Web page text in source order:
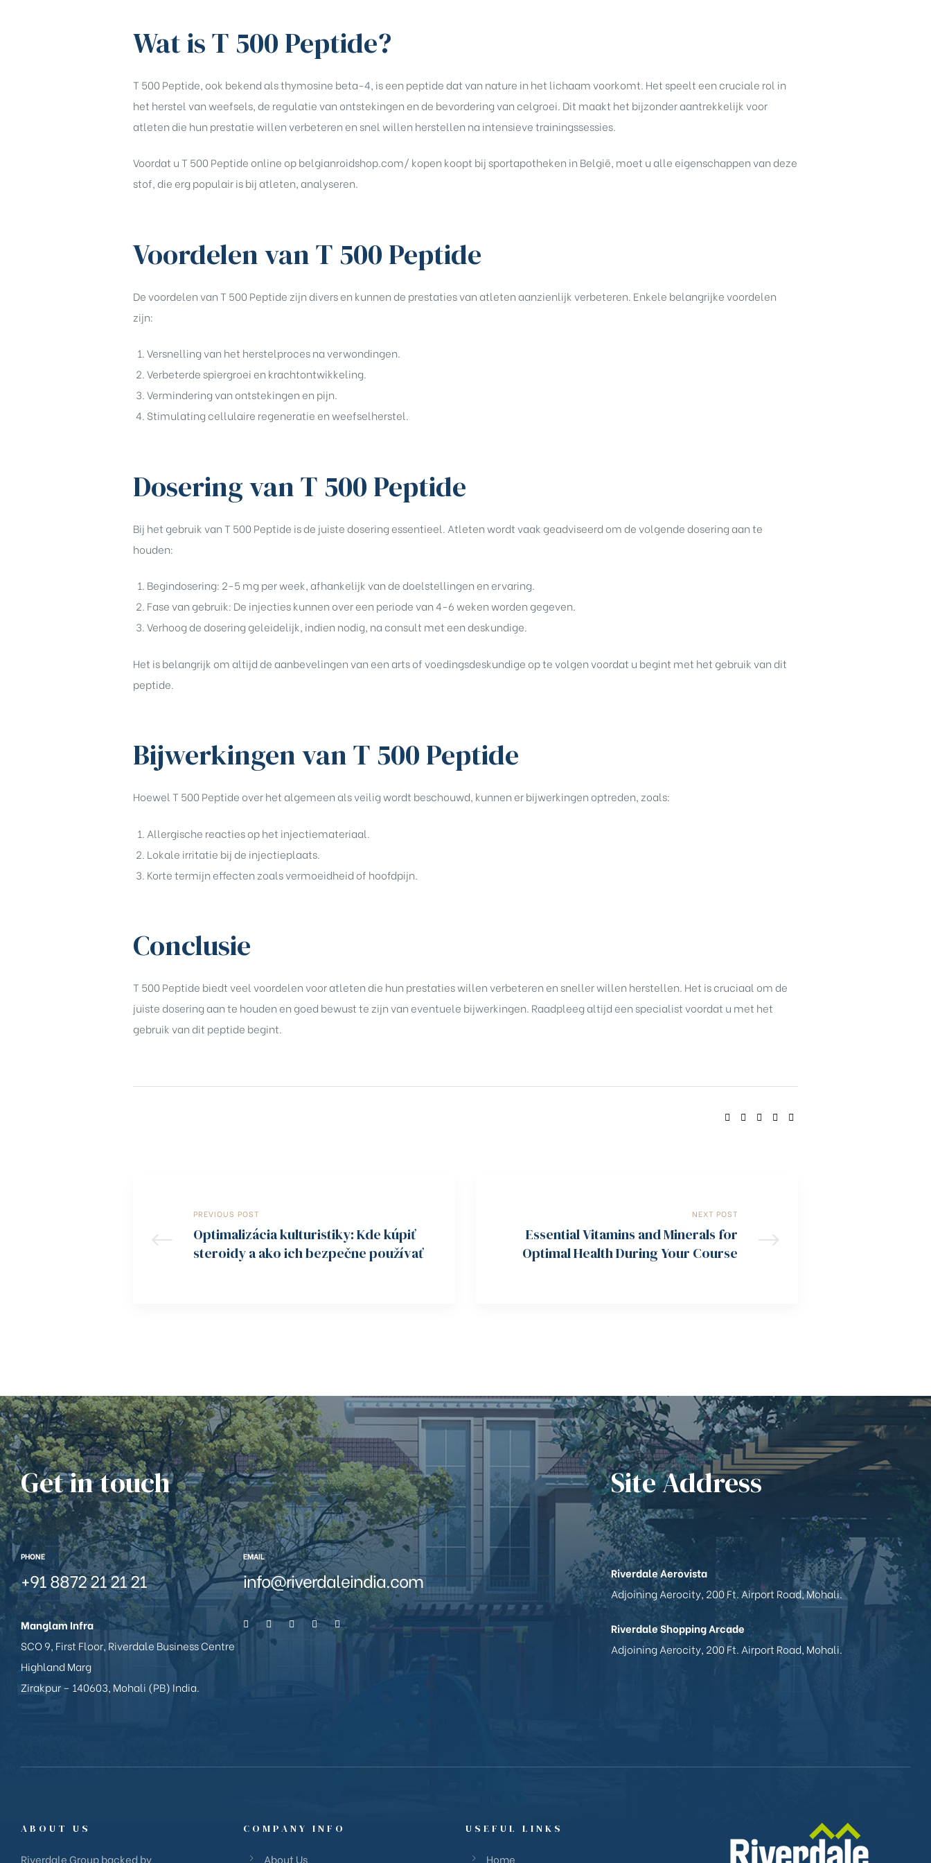
Wat is T 500 Peptide?
T 500 Peptide, ook bekend als thymosine beta-4, is een peptide dat van nature in het lichaam voorkomt. Het speelt een cruciale rol in
het herstel van weefsels, de regulatie van ontstekingen en de bevordering van celgroei. Dit maakt het bijzonder aantrekkelijk voor
atleten die hun prestatie willen verbeteren en snel willen herstellen na intensieve trainingssessies.
Voordat u T 500 Peptide online op belgianroidshop.com/ kopen koopt bij sportapotheken in België, moet u alle eigenschappen van deze
stof, die erg populair is bij atleten, analyseren.
Voordelen van T 500 Peptide
De voordelen van T 500 Peptide zijn divers en kunnen de prestaties van atleten aanzienlijk verbeteren. Enkele belangrijke voordelen
zijn:
Versnelling van het herstelproces na verwondingen.
Verbeterde spiergroei en krachtontwikkeling.
Vermindering van ontstekingen en pijn.
Stimulating cellulaire regeneratie en weefselherstel.
Dosering van T 500 Peptide
Bij het gebruik van T 500 Peptide is de juiste dosering essentieel. Atleten wordt vaak geadviseerd om de volgende dosering aan te
houden:
Begindosering: 2-5 mg per week, afhankelijk van de doelstellingen en ervaring.
Fase van gebruik: De injecties kunnen over een periode van 4-6 weken worden gegeven.
Verhoog de dosering geleidelijk, indien nodig, na consult met een deskundige.
Het is belangrijk om altijd de aanbevelingen van een arts of voedingsdeskundige op te volgen voordat u begint met het gebruik van dit
peptide.
Bijwerkingen van T 500 Peptide
Hoewel T 500 Peptide over het algemeen als veilig wordt beschouwd, kunnen er bijwerkingen optreden, zoals:
Allergische reacties op het injectiemateriaal.
Lokale irritatie bij de injectieplaats.
Korte termijn effecten zoals vermoeidheid of hoofdpijn.
Conclusie
T 500 Peptide biedt veel voordelen voor atleten die hun prestaties willen verbeteren en sneller willen herstellen. Het is cruciaal om de
juiste dosering aan te houden en goed bewust te zijn van eventuele bijwerkingen. Raadpleeg altijd een specialist voordat u met het
gebruik van dit peptide begint.
SHARE:
PREVIOUS POST
Optimalizácia kulturistiky: Kde kúpiť
steroidy a ako ich bezpečne používať
NEXT POST
Essential Vitamins and Minerals for
Optimal Health During Your Course
Get in touch
PHONE
+91 8872 21 21 21
Manglam Infra
SCO 9, First Floor, Riverdale Business Centre
Highland Marg
Zirakpur – 140603, Mohali (PB) India.
EMAIL
info@riverdaleindia.com
Site Address
Riverdale Aerovista
Adjoining Aerocity, 200 Ft. Airport Road, Mohali.
Riverdale Shopping Arcade
Adjoining Aerocity, 200 Ft. Airport Road, Mohali.
ABOUT US
Riverdale Group backed by
COMPANY INFO
About Us
USEFUL LINKS
Home